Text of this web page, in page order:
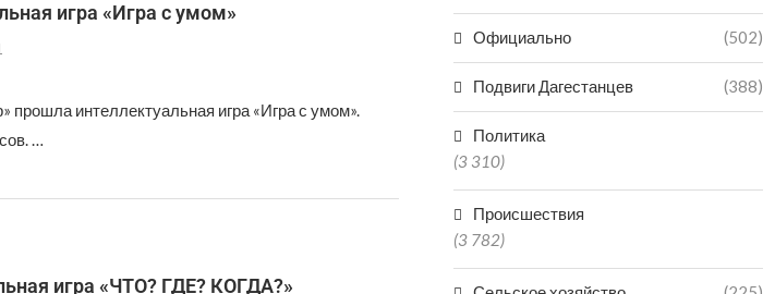
игра «Игра с умом»
прошла интеллектуальная игра «Игра с умом».
…
игра «ЧТО? ГДЕ? КОГДА?»
Официально (502)
Подвиги Дагестанцев (388)
Политика
(3 310)
Происшествия
(3 782)